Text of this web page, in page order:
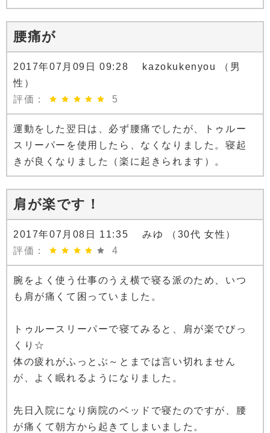
腰痛が
2017年07月09日 09:28 kazokukenyou （男
性）
評価：
5
運動をした翌日は、必ず腰痛でしたが、トゥルー
スリーパーを使用したら、なくなりました。寝起
きが良くなりました（楽に起きられます）。
肩が楽です！
2017年07月08日 11:35 みゆ （30代 女性）
評価：
4
腕をよく使う仕事のうえ横で寝る派のため、いつ
も肩が痛くて困っていました。
トゥルースリーパーで寝てみると、肩が楽でびっ
くり☆
体の疲れがふっとぶ～とまでは言い切れません
が、よく眠れるようになりました。
先日入院になり病院のベッドで寝たのですが、腰
が痛くて朝方から起きてしまいました。